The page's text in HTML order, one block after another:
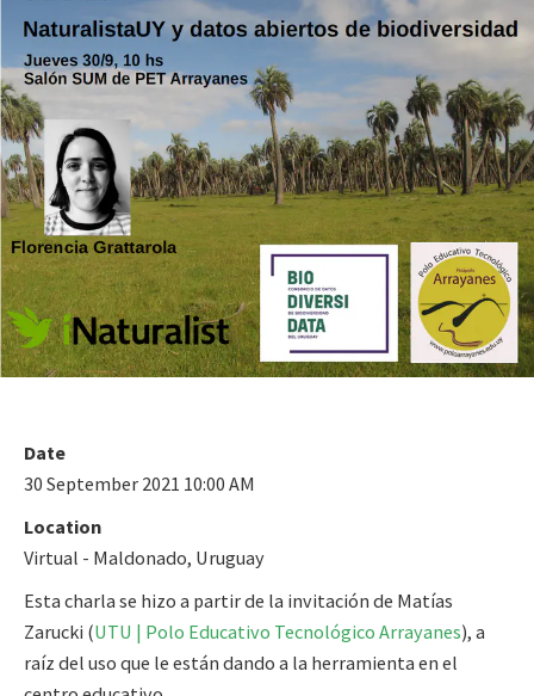
Date
30 September 2021 10:00 AM
Location
Virtual - Maldonado, Uruguay
Esta charla se hizo a partir de la invitación de Matías
Zarucki (UTU | Polo Educativo Tecnológico Arrayanes), a
raíz del uso que le están dando a la herramienta en el